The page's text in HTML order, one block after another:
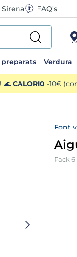
Sirena FAQ's
preparats Verdura
🌊 CALOR10 -10€
Font
Pack 6